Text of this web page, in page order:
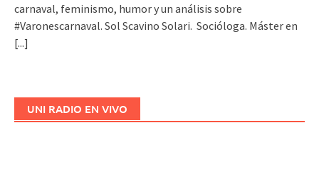
carnaval, feminismo, humor y un análisis sobre
#Varonescarnaval. Sol Scavino Solari. Socióloga. Máster en
[...]
UNI RADIO EN VIVO